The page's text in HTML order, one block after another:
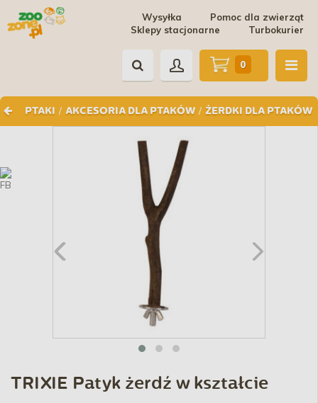
Pomoc dla zwierząt
Wysyłka
Turbokurier
Sklepy stacjonarne
PTAKI / AKCESORIA DLA PTAKÓW / ŻERDKI DLA PTAKÓW
0
TRIXIE Patyk żerdź w kształcie